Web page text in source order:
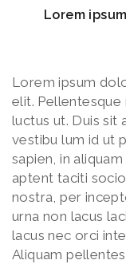
Lorem
Lorem ipsum
elit. Pellentesque
luctus ut. Duis sit
vestibu lum id ut
sapien, in
aptent taciti
nostra, per
urna non lacus
lacus nec orci
Aliquam